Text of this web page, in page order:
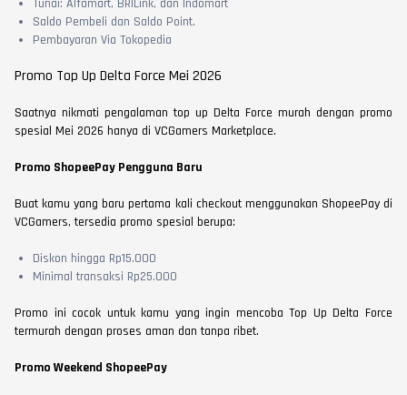
Tunai: Alfamart, BRILink, dan Indomart
Saldo Pembeli dan Saldo Point.
Pembayaran Via Tokopedia
Promo Top Up Delta Force Mei 2026
Saatnya nikmati pengalaman top up Delta Force murah dengan promo
spesial Mei 2026 hanya di VCGamers Marketplace.
Promo ShopeePay Pengguna Baru
Buat kamu yang baru pertama kali checkout menggunakan ShopeePay di
VCGamers, tersedia promo spesial berupa:
Diskon hingga Rp15.000
Minimal transaksi Rp25.000
Promo ini cocok untuk kamu yang ingin mencoba Top Up Delta Force
termurah dengan proses aman dan tanpa ribet.
Promo Weekend ShopeePay